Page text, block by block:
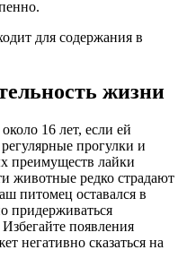
для содержания в
жизни
16 лет, если ей
прогулки и
преимуществ лайки
животные редко страдают
питомец оставался в
придерживаться
появления
негативно сказаться на